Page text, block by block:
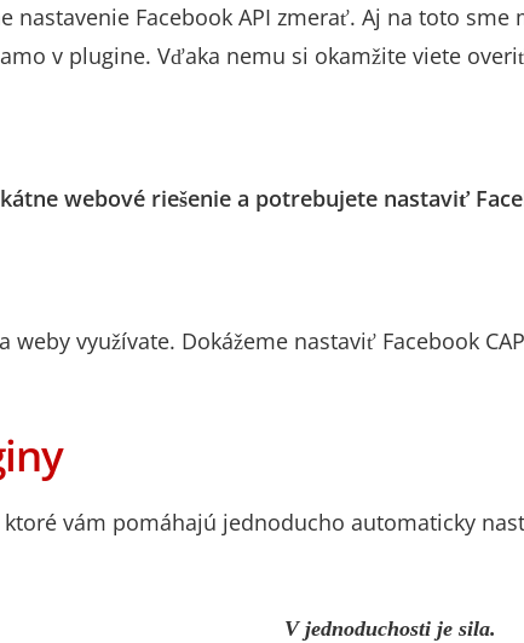
nastavenie Facebook API zmerať. Aj na toto
v plugine. Vďaka nemu si okamžite viete
webové riešenie a potrebujete nastaviť
weby využívate. Dokážeme nastaviť Facebook
vám pomáhajú jednoducho automaticky
V jednoduchosti je sila.